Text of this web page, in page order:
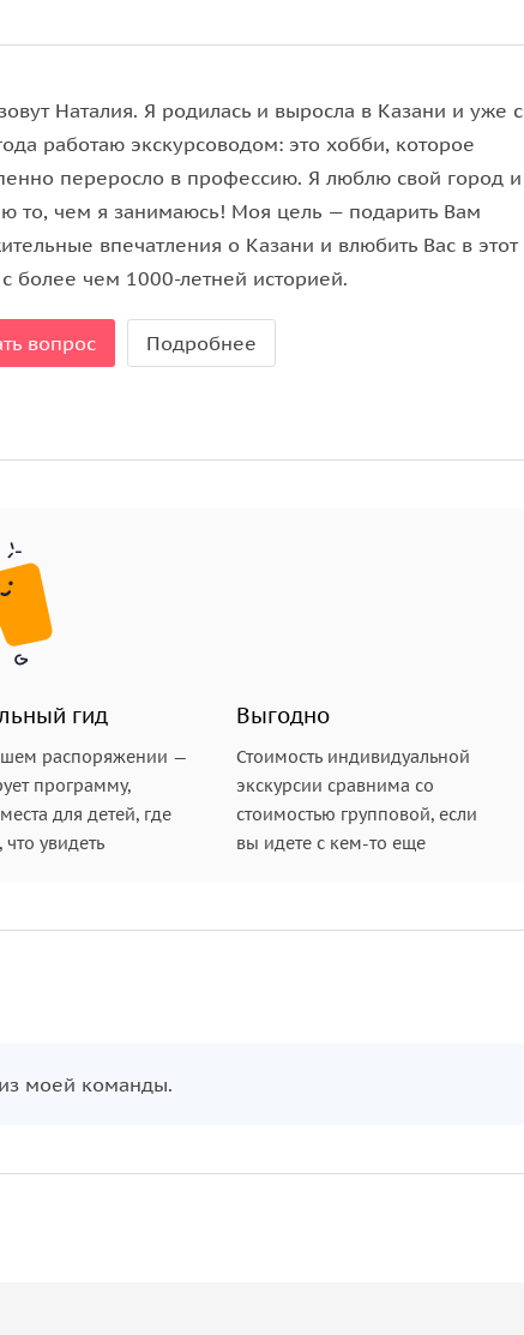
и узнаете о множестве уникальных растений, здесь
Лебяжьего и Глубокого озера, понаблюдаете
фотографии и узнаете много интересного.
Наталия. Я родилась и выросла в Казани и уже с
работаю экскурсоводом: это хобби, которое
переросло в профессию. Я люблю свой город и
то, чем я занимаюсь! Моя цель — подарить Вам
впечатления о Казани и влюбить Вас в этот
более чем 1000-летней историей.
вопрос Подробнее
гид
распоряжении —
программу,
для детей, где
что увидеть
Выгодно
Стоимость индивидуальной
экскурсии сравнима со
стоимостью групповой, если
вы идете с кем-то еще
моей команды.